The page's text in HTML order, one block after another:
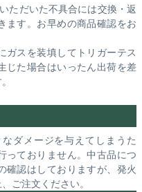
ただいた不具合には交換・返
ます。お早めの商品確認をお
ガスを装填してトリガーテス
じた場合はいったん出荷を差
ダメージを与えてしまうた
っておりません。中古品につ
確認はしておりますが、発火
ご注文ください。